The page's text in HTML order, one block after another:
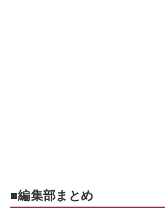
■編集部まとめ